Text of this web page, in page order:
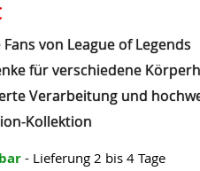
Fans von League of Legends
für verschiedene
Verarbeitung und
Kollektion
- Lieferung 2 bis 4 Tage